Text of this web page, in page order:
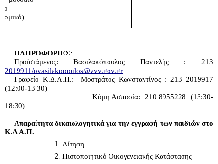
ΠΛΗΡΟΦΟΡΙΕΣ:
2019911/pvasilakopoulos@vvv.gov.gr
Γραφείο Κ.Δ.Α.Π.:  Μοστράτος Κωνσταντίνος : 213 2019917
(12:00-13:30)
Κόμη Ασπασία:  210 8955228  (13:30-
18:30)
Απαραίτητα δικαιολογητικά για την εγγραφή των παιδιών στο
Κ.Δ.Α.Π.
Αίτηση
Πιστοποιητικό Οικογενειακής Κατάστασης